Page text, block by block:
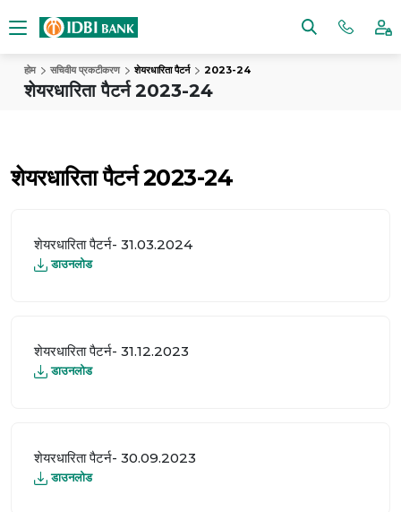
होम सचिवीय प्रकटीकरण शेयरधारिता पैटर्न 2023-24
शेयरधारिता पैटर्न 2023-24
शेयरधारिता पैटर्न 2023-24
शेयरधारिता पैटर्न- 31.03.2024
डाउनलोड
शेयरधारिता पैटर्न- 31.12.2023
डाउनलोड
शेयरधारिता पैटर्न- 30.09.2023
डाउनलोड